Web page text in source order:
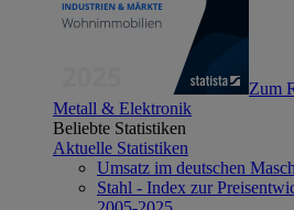
Zum
Metall & Elektronik
Beliebte Statistiken
Aktuelle Statistiken
Umsatz im deutschen
Stahl - Index zur